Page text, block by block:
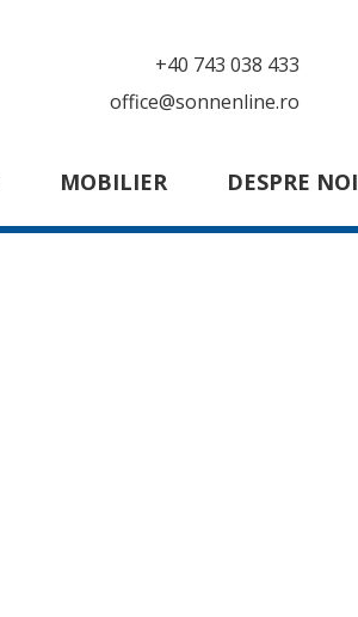
+40 743 038 433
office@sonnenline.ro
MOBILIER DESPRE NOI